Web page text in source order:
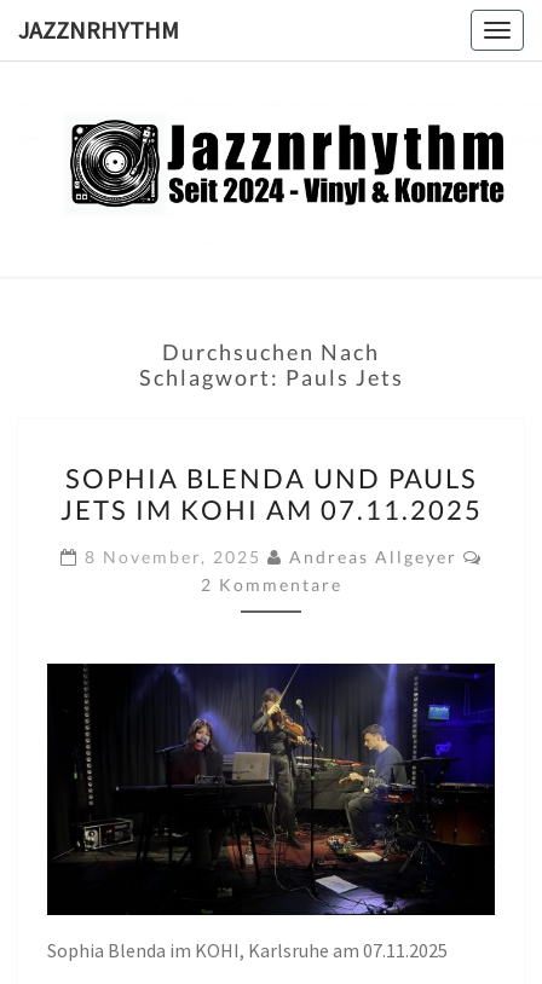
JAZZNRHYTHM
Seit
2024 –
Durchsuchen Nach
Schlagwort: Pauls Jets
BLENDA
UND
PAULS
JETS
IM
AM
07.11.2025
SOPHIA BLENDA UND PAULS
JETS IM KOHI AM 07.11.2025
8 November, 2025 Andreas Allgeyer
2 Kommentare
Sophia Blenda im KOHI, Karlsruhe am 07.11.2025